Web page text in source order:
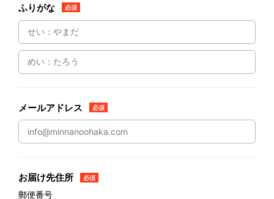
ふりがな 必須
メールアドレス 必須
お届け先住所 必須
郵便番号